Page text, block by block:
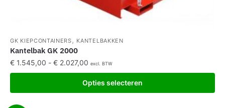
GK KIEPCONTAINERS, KANTELBAKKEN
Kantelbak GK 2000
€ 1.545,00 - € 2.027,00 excl. BTW
Opties selecteren